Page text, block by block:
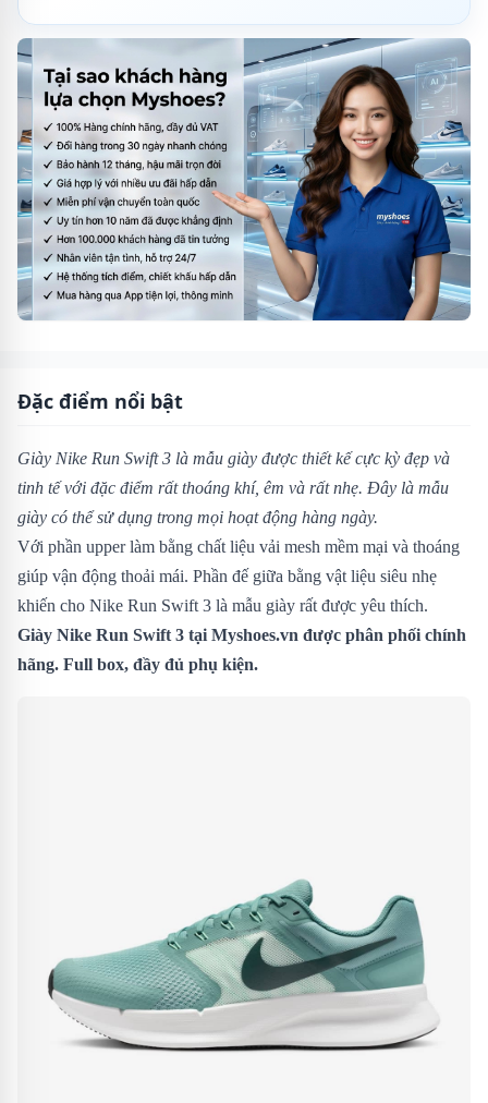
Đặc điểm nổi bật
Giày Nike Run Swift 3 là mẫu giày được thiết kế cực kỳ đẹp và
tinh tế với đặc điểm rất thoáng khí, êm và rất nhẹ. Đây là mẫu
giày có thể sử dụng trong mọi hoạt động hàng ngày.
Với phần upper làm bằng chất liệu vải mesh mềm mại và thoáng
giúp vận động thoải mái. Phần đế giữa bằng vật liệu siêu nhẹ
khiến cho Nike Run Swift 3 là mẫu giày rất được yêu thích.
Giày Nike Run Swift 3 tại Myshoes.vn được phân phối chính
hãng. Full box, đầy đủ phụ kiện.